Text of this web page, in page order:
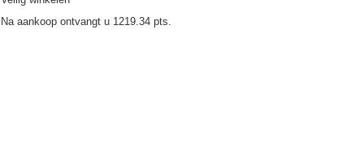
Na aankoop ontvangt u 1219.34 pts.